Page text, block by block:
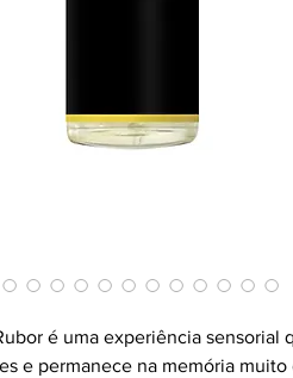
é uma experiência sensorial
e permanece na memória